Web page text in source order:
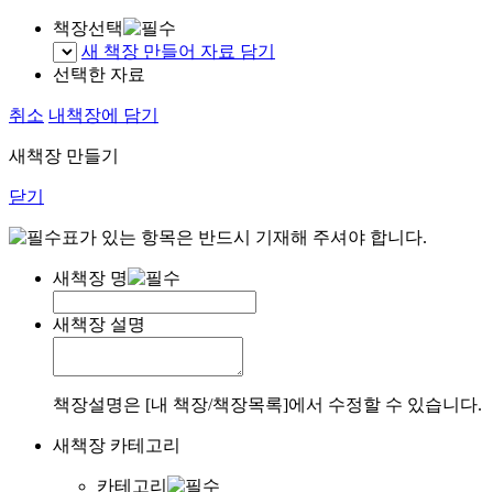
책장선택
새 책장 만들어 자료 담기
선택한 자료
취소 내책장에 담기
새책장 만들기
닫기
표가 있는 항목은 반드시 기재해 주셔야 합니다.
새책장 명
새책장 설명
책장설명은 [내 책장/책장목록]에서 수정할 수 있습니다.
새책장 카테고리
카테고리